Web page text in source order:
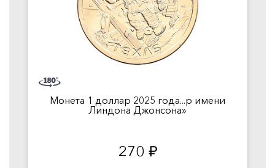
Монета 1 доллар 2025 года...р имени
Линдона Джонсона»
270 руб.